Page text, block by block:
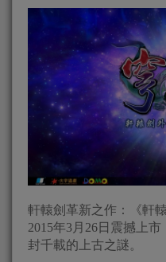
軒轅劍革新之作：《軒
2015年3月26日震撼上
封千載的上古之謎。